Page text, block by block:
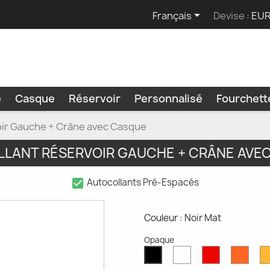
Français Devise :
Casque Réservoir Personnalisé
Gauche + Crâne avec Casque
RÉSERVOIR GAUCHE + CRÂNE
check_box Autocollants Pré-Espacés
Couleur : Noir Mat
Opaque
Mat
Mat
Mat
Mat